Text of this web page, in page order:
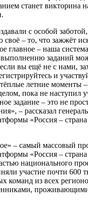
станет викторина
с особой
своё – то, что зажжёт
главное – наша
выполнению заданий
вы ещё не с нами,
и
летние моменты
пока не наступил
задание – это не
– рассказал
«Россия –
– самый массовый
«Россия –
национального
участие почти 600
команд из всех
проживающими